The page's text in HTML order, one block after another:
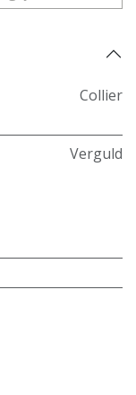
Collier
Verguld